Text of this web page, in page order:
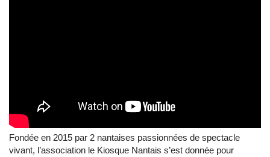
Fondée en 2015 par 2 nantaises passionnées de spectacle
vivant, l’association le Kiosque Nantais s’est donnée pour